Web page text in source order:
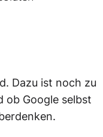
Dazu ist noch zu
ob Google selbst